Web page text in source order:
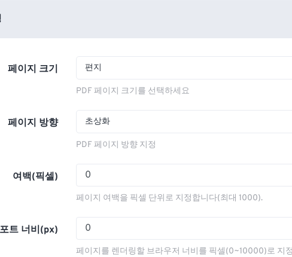
페이지 크기 편지
PDF 페이지 크기를 선택하세요
페이지 방향 초상화
PDF 페이지 방향 지정
여백(픽셀)
페이지 여백을 픽셀 단위로 지정합니다(최대 1000).
트 너비(px)
페이지를 렌더링할 브라우저 너비를 픽셀(0~10000)로 지